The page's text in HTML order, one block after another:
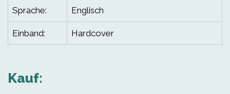
Sprache: Englisch
Einband: Hardcover
Kauf: